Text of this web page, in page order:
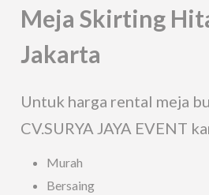
Meja Skirting
Jakarta
Untuk harga rental meja
CV.SURYA JAYA EVENT
Murah
Bersaing